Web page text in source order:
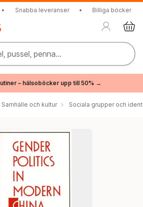
• Snabba leveranser • Billiga böcker
pussel, penna...
– hälsoböcker upp till 50% →
Samhälle och kultur Sociala grupper och